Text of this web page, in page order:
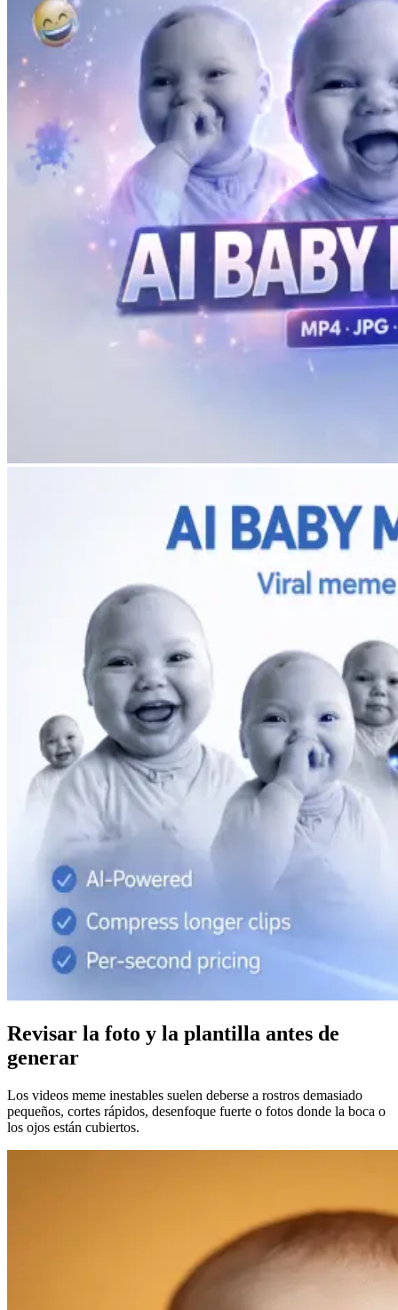
Revisar la foto y la plantilla antes de
generar
Los videos meme inestables suelen deberse a rostros demasiado
pequeños, cortes rápidos, desenfoque fuerte o fotos donde la boca o
los ojos están cubiertos.